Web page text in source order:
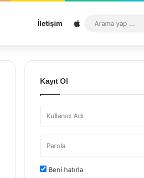
İletişim Sitemap
Kayıt Ol
Beni hatırla